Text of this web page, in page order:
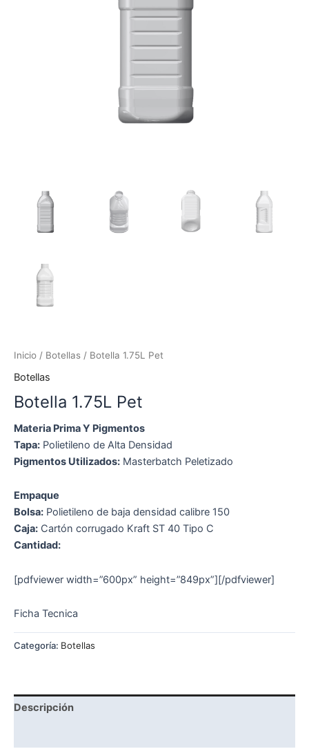
Inicio / Botellas / Botella 1.75L Pet
Botellas
Botella 1.75L Pet
Materia Prima Y Pigmentos
Tapa: Polietileno de Alta Densidad
Pigmentos Utilizados: Masterbatch Peletizado
Empaque
Bolsa: Polietileno de baja densidad calibre 150
Caja: Cartón corrugado Kraft ST 40 Tipo C
Cantidad:
[pdfviewer width=”600px” height=”849px”][/pdfviewer]
Ficha Tecnica
Categoría: Botellas
Descripción